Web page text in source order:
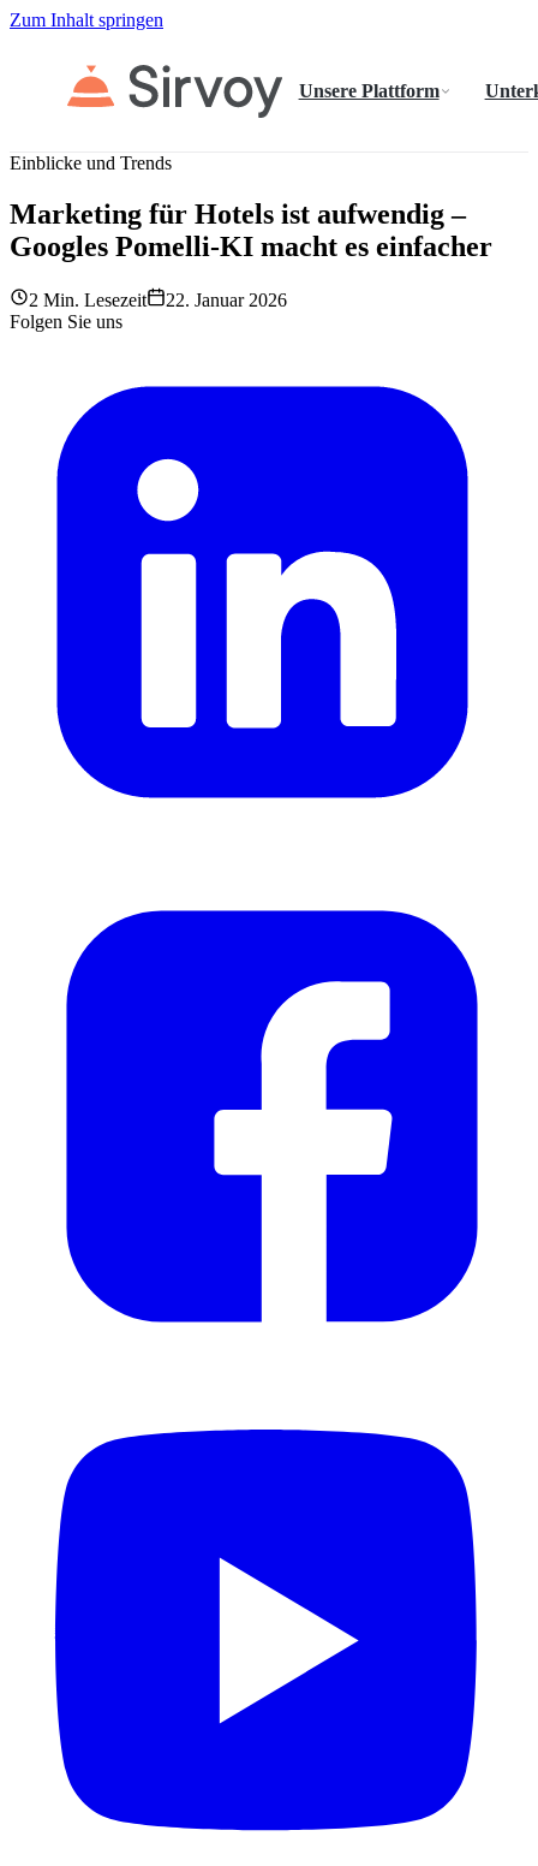
Zum Inhalt springen
Unsere Plattform
Einblicke und Trends
Marketing für Hotels ist aufwendig –
Googles Pomelli-KI macht es einfacher
2 Min. Lesezeit
22. Januar 2026
Folgen Sie uns